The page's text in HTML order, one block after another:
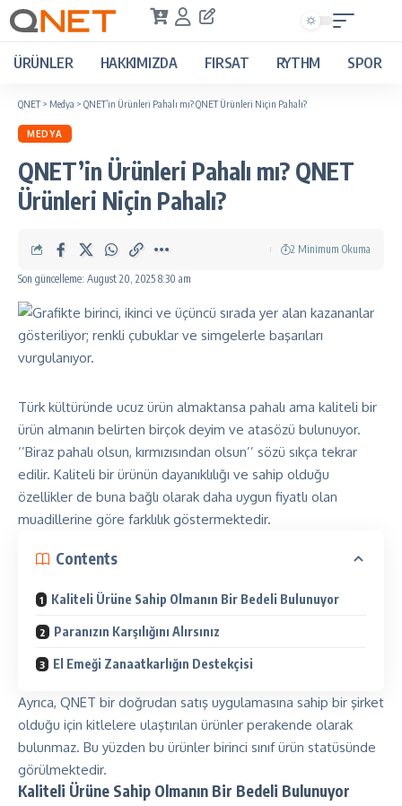
ÜRÜNLER HAKKIMIZDA FIRSAT RYTHM SPOR
QNET> Medya > QNET’in Ürünleri Pahalı mı? QNET Ürünleri Niçin Pahalı?
MEDYA
QNET’in Ürünleri Pahalı mı? QNET
Ürünleri Niçin Pahalı?
Son güncelleme: August 20, 2025 8:30 am
2 Minimum Okuma
Türk kültüründe ucuz ürün almaktansa pahalı ama kaliteli bir
ürün almanın belirten birçok deyim ve atasözü bulunuyor.
‘’Biraz pahalı olsun, kırmızısından olsun’’ sözü sıkça tekrar
edilir. Kaliteli bir ürünün dayanıklılığı ve sahip olduğu
özellikler de buna bağlı olarak daha uygun fiyatlı olan
muadillerine göre farklılık göstermektedir.
Contents
Kaliteli Ürüne Sahip Olmanın Bir Bedeli Bulunuyor
Paranızın Karşılığını Alırsınız
El Emeği Zanaatkarlığın Destekçisi
Ayrıca, QNET bir doğrudan satış uygulamasına sahip bir şirket
olduğu için kitlelere ulaştırılan ürünler perakende olarak
bulunmaz. Bu yüzden bu ürünler birinci sınıf ürün statüsünde
görülmektedir.
Kaliteli Ürüne Sahip Olmanın Bir Bedeli Bulunuyor